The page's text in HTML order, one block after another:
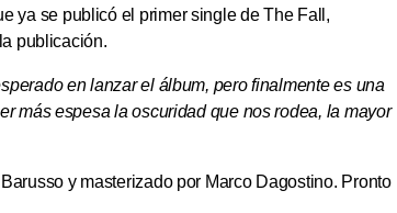
ya se publicó el primer single de The Fall,
publicación.
en lanzar el álbum, pero finalmente es una
más espesa la oscuridad que nos rodea, la mayor
y masterizado por Marco Dagostino. Pronto